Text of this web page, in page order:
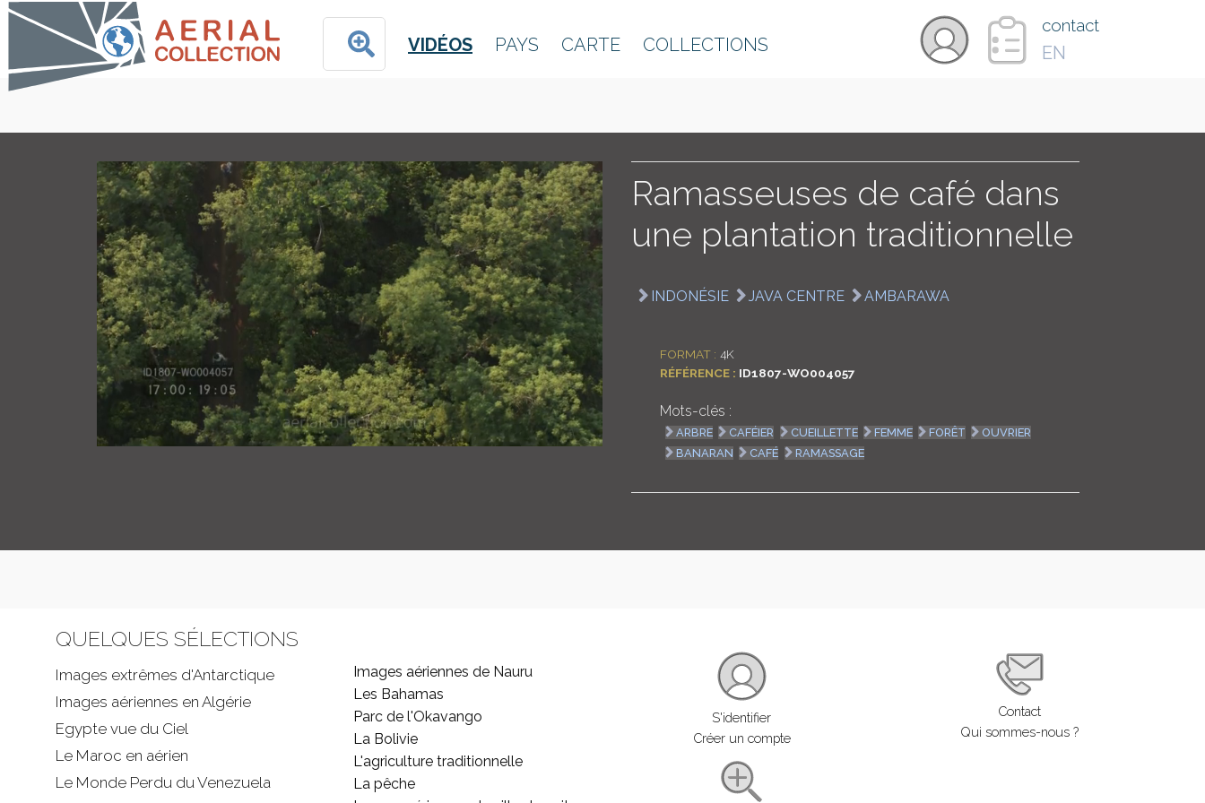
VIDÉOS PAYS CARTE COLLECTIONS
contact
EN
CARTE
Ramasseuses de café dans
une plantation traditionnelle
INDONÉSIE JAVA CENTRE AMBARAWA
FORMAT : 4K
RÉFÉRENCE : ID1807-WO004057
Mots-clés :
ARBRE CAFÉIER CUEILLETTE FEMME FORÊT
OUVRIER
BANARAN
CAFÉ RAMASSAGE
QUELQUES SÉLECTIONS
Images extrêmes d'Antarctique
Images aériennes en Algérie
Egypte vue du Ciel
Le Maroc en aérien
Le Monde Perdu du Venezuela
Images aériennes de Nauru
Les Bahamas
Parc de l'Okavango
La Bolivie
L'agriculture traditionnelle
La pêche
S'identifier
Créer un compte
Contact
Qui sommes-nous ?